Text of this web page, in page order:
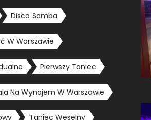
Disco Samba
W Warszawie
Pierwszy Taniec
Na Wynajem W Warszawie
Taniec Weselny